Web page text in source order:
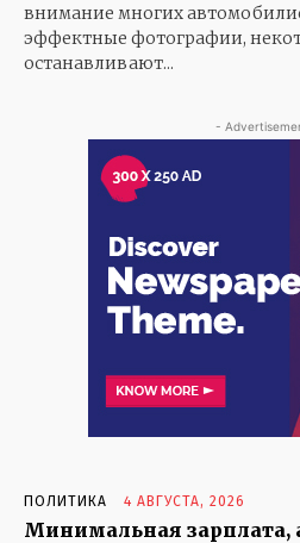
внимание многих
эффектные фотографии,
останавливают...
-
ПОЛИТИКА 4 АВГУСТА, 2026
Минимальная зарплата,